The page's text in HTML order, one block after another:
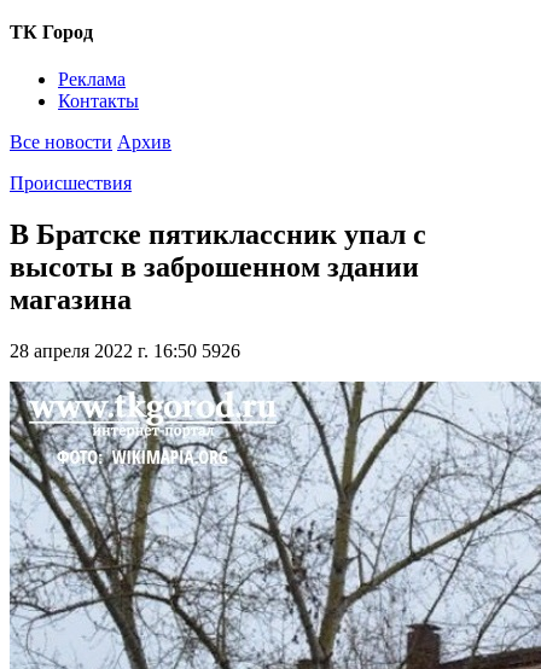
ТК Город
Реклама
Контакты
Все новости Архив
Происшествия
В Братске пятиклассник упал с
высоты в заброшенном здании
магазина
28 апреля 2022 г. 16:50 5926